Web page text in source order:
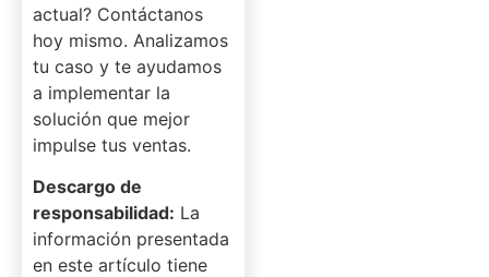
actual? Contáctanos
hoy mismo. Analizamos
tu caso y te ayudamos
a implementar la
solución que mejor
impulse tus ventas.
Descargo de
responsabilidad: La
información presentada
en este artículo tiene